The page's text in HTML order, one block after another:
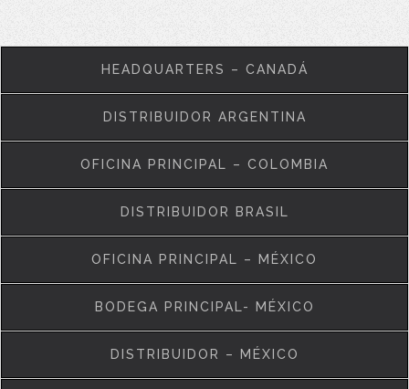
HEADQUARTERS – CANADÁ
DISTRIBUIDOR ARGENTINA
OFICINA PRINCIPAL – COLOMBIA
DISTRIBUIDOR BRASIL
OFICINA PRINCIPAL – MÉXICO
BODEGA PRINCIPAL- MÉXICO
DISTRIBUIDOR – MÉXICO